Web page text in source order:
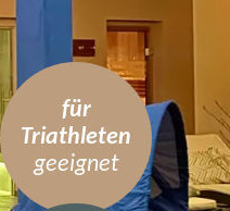
für
Triathleten
geeignet